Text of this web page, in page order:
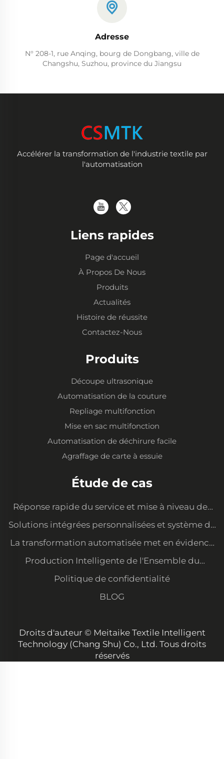
Adresse
N° 208-1, rue Anqing, bourg de Dongbang, ville de
Changshu, Suzhou, province du Jiangsu
Accélérer la transformation de l'industrie textile par
l'automatisation
Liens rapides
Page d'accueil
À Propos De Nous
Produits
Actualités
Histoire de réussite
Contactez-Nous
Produits
Découpe ultrasonique
Automatisation de la couture
Repliage multifonction
Mise en sac multifonction
Automatisation de déchirure facile
Agraffage de carte à essuie
Étude de cas
Réponse rapide du service et mise à niveau des
équipements pour satisfaire les nouvelles
demandes
Solutions intégrées personnalisées et système de
gestion des données
La transformation automatisée met en évidence
notre avantage en matière de coûts et sécurise
les commandes des grands clients
Production Intelligente de l'Ensemble du
Processus — Atelier Organisé et Soigné avec une
Politique de confidentialité
BLOG
Droits d'auteur © Meitaike Textile Intelligent
Technology (Chang Shu) Co., Ltd. Tous droits
réservés